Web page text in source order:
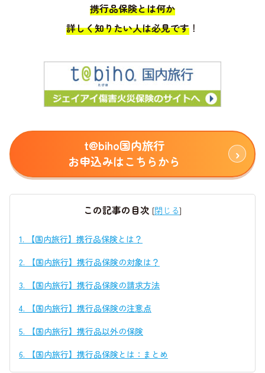
携行品保険とは何か
詳しく知りたい人は必見です ！
t@biho国内旅行
お申込みはこちらから
この記事の目次 [閉じる]
1. 【国内旅行】携行品保険とは？
2. 【国内旅行】携行品保険の対象は？
3. 【国内旅行】携行品保険の請求方法
4. 【国内旅行】携行品保険の注意点
5. 【国内旅行】携行品以外の保険
6. 【国内旅行】携行品保険とは：まとめ